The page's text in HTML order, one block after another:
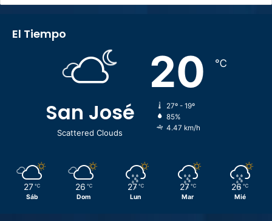
El Tiempo
San José
Scattered Clouds
20 ℃
27º - 19º
85%
4.47 km/h
27 ℃
Sáb
26 ℃
Dom
27 ℃
Lun
27 ℃
Mar
26 ℃
Mié